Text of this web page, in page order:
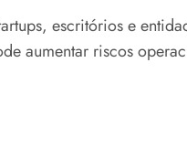
escritórios e
aumentar riscos